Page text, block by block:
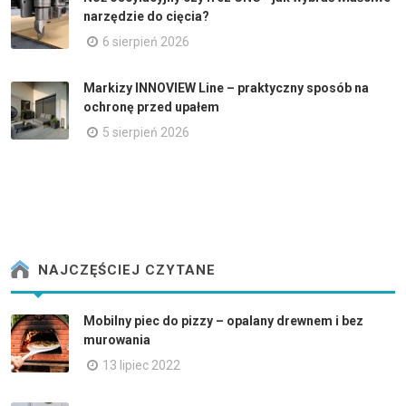
narzędzie do cięcia?
6 sierpień 2026
Markizy INNOVIEW Line – praktyczny sposób na
ochronę przed upałem
5 sierpień 2026
NAJCZĘŚCIEJ CZYTANE
Mobilny piec do pizzy – opalany drewnem i bez
murowania
13 lipiec 2022